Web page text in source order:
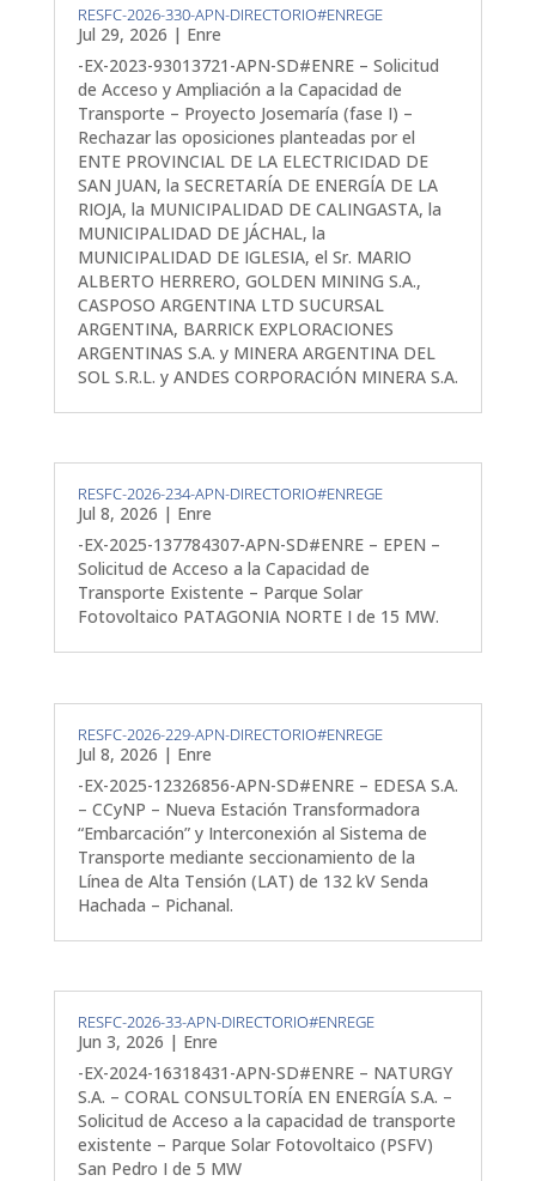
RESFC-2026-330-APN-DIRECTORIO#ENREGE
Jul 29, 2026 | Enre
-EX-2023-93013721-APN-SD#ENRE – Solicitud
de Acceso y Ampliación a la Capacidad de
Transporte – Proyecto Josemaría (fase I) –
Rechazar las oposiciones planteadas por el
ENTE PROVINCIAL DE LA ELECTRICIDAD DE
SAN JUAN, la SECRETARÍA DE ENERGÍA DE LA
RIOJA, la MUNICIPALIDAD DE CALINGASTA, la
MUNICIPALIDAD DE JÁCHAL, la
MUNICIPALIDAD DE IGLESIA, el Sr. MARIO
ALBERTO HERRERO, GOLDEN MINING S.A.,
CASPOSO ARGENTINA LTD SUCURSAL
ARGENTINA, BARRICK EXPLORACIONES
ARGENTINAS S.A. y MINERA ARGENTINA DEL
SOL S.R.L. y ANDES CORPORACIÓN MINERA S.A.
RESFC-2026-234-APN-DIRECTORIO#ENREGE
Jul 8, 2026 | Enre
-EX-2025-137784307-APN-SD#ENRE – EPEN –
Solicitud de Acceso a la Capacidad de
Transporte Existente – Parque Solar
Fotovoltaico PATAGONIA NORTE I de 15 MW.
RESFC-2026-229-APN-DIRECTORIO#ENREGE
Jul 8, 2026 | Enre
-EX-2025-12326856-APN-SD#ENRE – EDESA S.A.
– CCyNP – Nueva Estación Transformadora
“Embarcación” y Interconexión al Sistema de
Transporte mediante seccionamiento de la
Línea de Alta Tensión (LAT) de 132 kV Senda
Hachada – Pichanal.
RESFC-2026-33-APN-DIRECTORIO#ENREGE
Jun 3, 2026 | Enre
-EX-2024-16318431-APN-SD#ENRE – NATURGY
S.A. – CORAL CONSULTORÍA EN ENERGÍA S.A. –
Solicitud de Acceso a la capacidad de transporte
existente – Parque Solar Fotovoltaico (PSFV)
San Pedro I de 5 MW